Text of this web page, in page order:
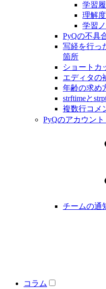
学習
理解
学習
PyQの不具
写経を行っ
箇所
ショートカ
エディタの
年齢の求め
strftimeと
複数行コメ
PyQのアカウン
チームの通
コラム